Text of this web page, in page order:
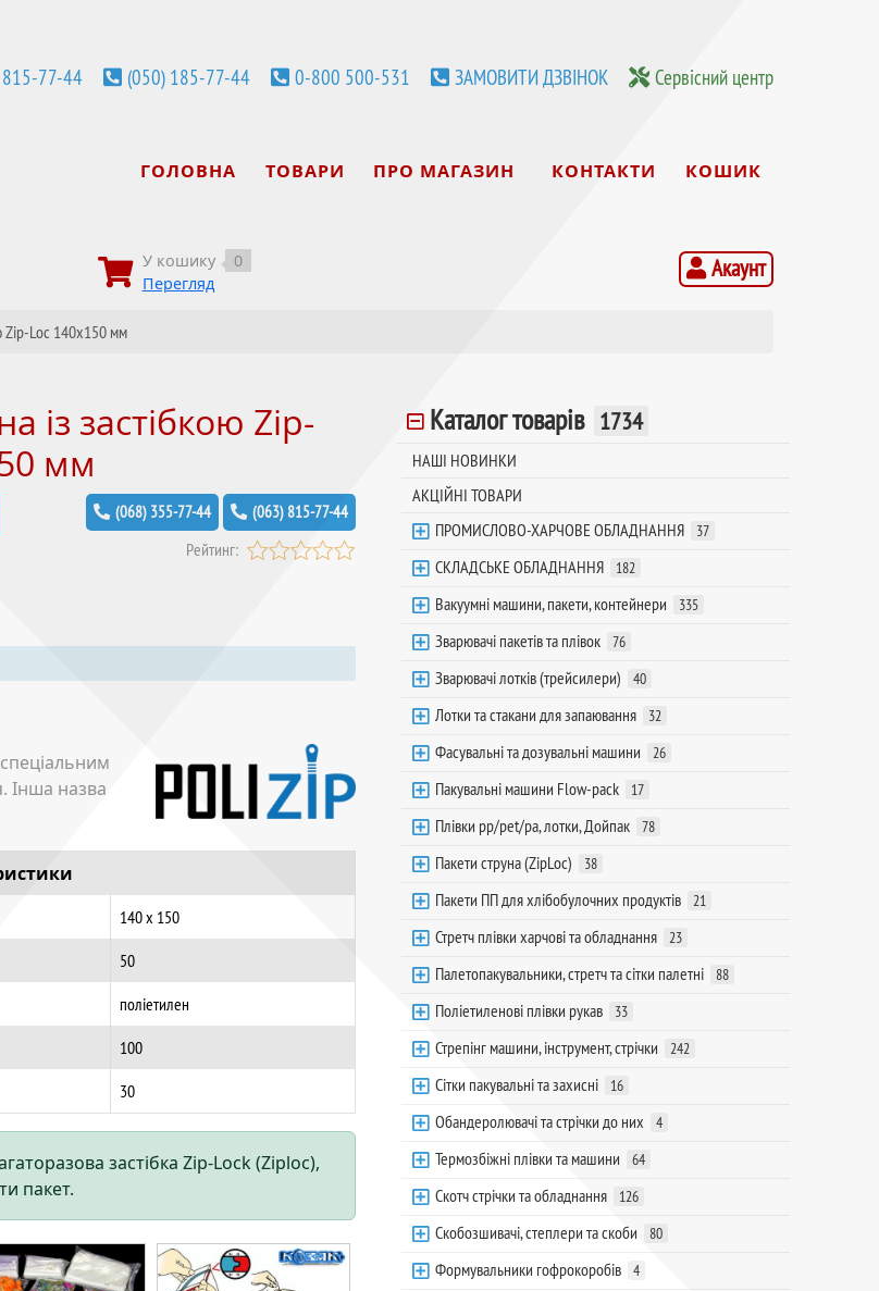
77-44 (050) 185-77-44 0-800 500-531 ЗАМОВИТИ ДЗВІНОК Сервісний центр
ГОЛОВНА ТОВАРИ ПРО МАГАЗИН КОНТАКТИ КОШИК
У кошику
0
Перегляд
Акаунт
Zip-Loc 140х150 мм
із застібкою Zip-
мм
(068) 355-77-44 (063) 815-77-44
Рейтинг:
Інша назва
140 х 150
50
поліетилен
100
30
застібка Zip-Lock (Ziploc),
пакет.
Каталог товарів 1734
НАШІ НОВИНКИ
АКЦІЙНІ ТОВАРИ
ПРОМИСЛОВО-ХАРЧОВЕ ОБЛАДНАННЯ
37
СКЛАДСЬКЕ ОБЛАДНАННЯ 182
Вакуумні машини, пакети, контейнери 335
Зварювачі пакетів та плівок 76
Зварювачі лотків (трейсилери) 40
Лотки та стакани для запаювання 32
Фасувальні та дозувальні машини 26
Пакувальні машини Flow-pack 17
Плівки pp/pet/pa, лотки, Дойпак 78
Пакети струна (ZipLoc) 38
Пакети ПП для хлібобулочних продуктів 21
Стретч плівки харчові та обладнання 23
Палетопакувальники, стретч та сітки палетні 88
Поліетиленові плівки рукав 33
Стрепінг машини, інструмент, стрічки 242
Сітки пакувальні та захисні 16
Обандеролювачі та стрічки до них 4
Термозбіжні плівки та машини 64
Скотч стрічки та обладнання 126
Скобозшивачі, степлери та скоби 80
Формувальники гофрокоробів 4